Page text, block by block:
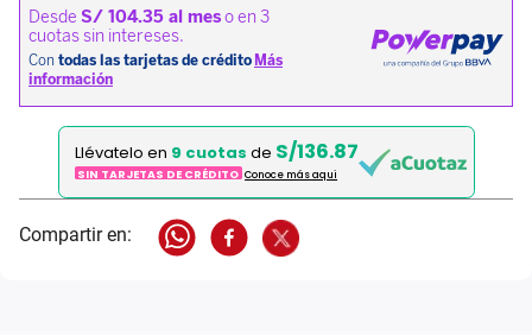
Llévatelo en 9 cuotas de S/136.87
SIN TARJETAS DE CRÉDITO Conoce más aqui